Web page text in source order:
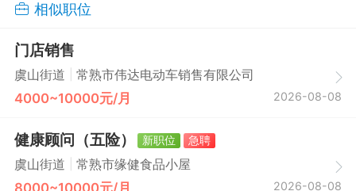
相似职位
门店销售
虞山街道 常熟市伟达电动车销售有限公司
4000~10000元/月 2026-08-08
健康顾问（五险） 新职位
急聘
虞山街道
常熟市缘健食品小屋
8000~10000元/月 2026-08-08